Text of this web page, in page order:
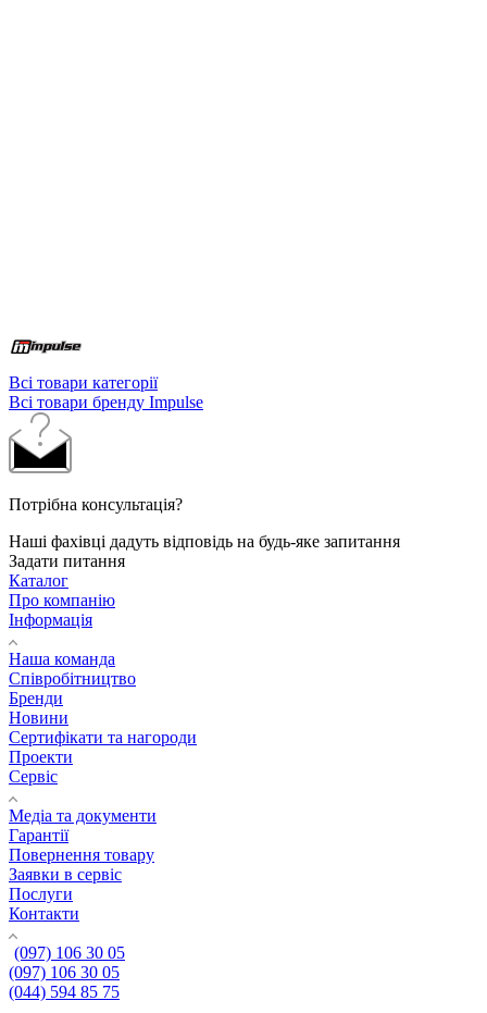
Всі товари категорії
Всі товари бренду Impulse
Потрібна консультація?
Наші фахівці дадуть відповідь на будь-яке запитання
Задати питання
Каталог
Про компанію
Інформація
Наша команда
Співробітництво
Бренди
Новини
Сертифікати та нагороди
Проекти
Сервіс
Медіа та документи
Гарантії
Повернення товару
Заявки в сервіс
Послуги
Контакти
(097) 106 30 05
(097) 106 30 05
(044) 594 85 75